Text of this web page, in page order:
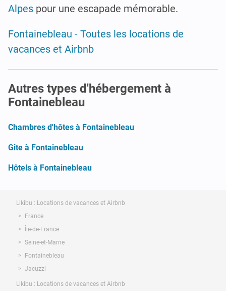
Alpes pour une escapade mémorable.
Fontainebleau - Toutes les locations de
vacances et Airbnb
Autres types d'hébergement à
Fontainebleau
Chambres d'hôtes à Fontainebleau
Gite à Fontainebleau
Hôtels à Fontainebleau
Likibu : Locations de vacances et Airbnb
France
Île-de-France
Seine-et-Marne
Fontainebleau
Jacuzzi
Likibu : Locations de vacances et Airbnb